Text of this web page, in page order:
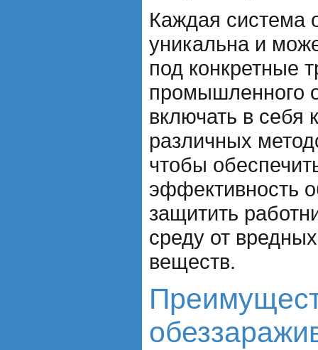
Каждая система
уникальна и
под конкретные
промышленного
включать в себя
различных
чтобы
эффективность
защитить
среду от
веществ.